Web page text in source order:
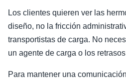
Los clientes quieren ver las
diseño, no la fricción
transportistas de carga. No
un agente de carga o los
Para mantener una